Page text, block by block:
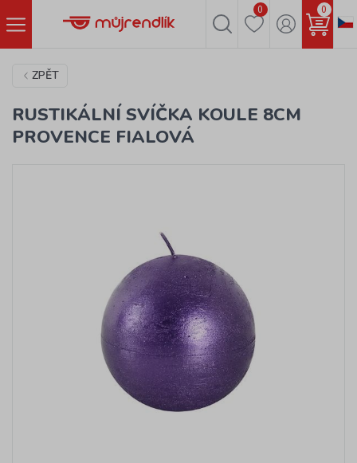
0 0
ZPĚT
RUSTIKÁLNÍ SVÍČKA KOULE 8CM
PROVENCE FIALOVÁ